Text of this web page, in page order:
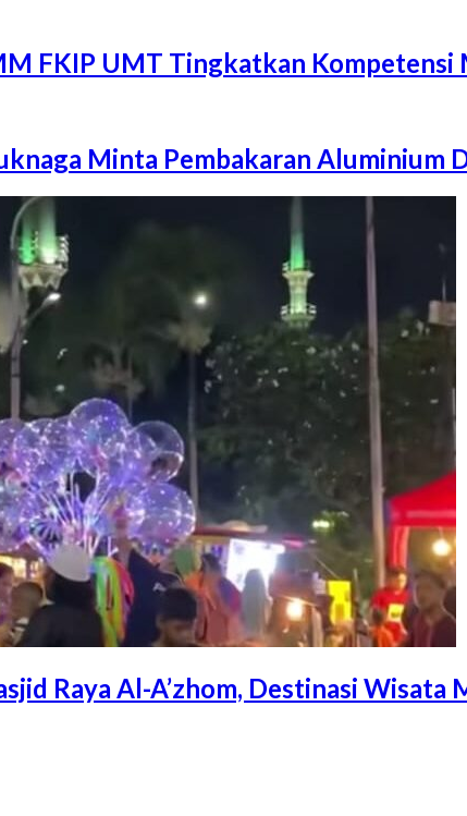
FKIP UMT Tingkatkan Kompetensi
Minta Pembakaran Aluminium
Raya Al-A’zhom, Destinasi Wisata